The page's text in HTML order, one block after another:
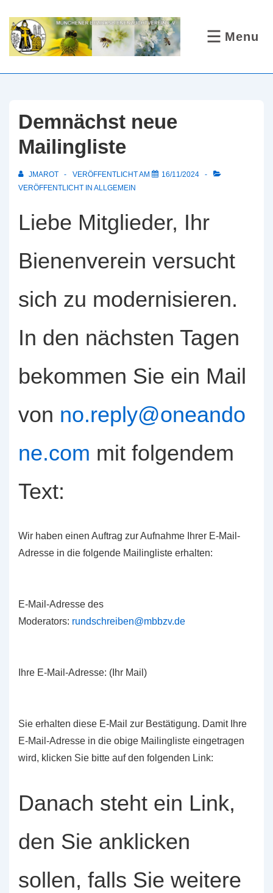
Zum
Inhalt
Menu
MENÜ
Demnächst neue
Mailingliste
JMAROT VERÖFFENTLICHT AM
16/11/2024
VERÖFFENTLICHT IN ALLGEMEIN
Liebe Mitglieder, Ihr
Bienenverein versucht
sich zu modernisieren.
In den nächsten Tagen
bekommen Sie ein Mail
von no.reply@oneando
ne.com mit folgendem
Text:
Wir haben einen Auftrag zur Aufnahme Ihrer E-Mail-
Adresse in die folgende Mailingliste erhalten:
E-Mail-Adresse des
Moderators: rundschreiben@mbbzv.de
Ihre E-Mail-Adresse: (Ihr Mail)
Sie erhalten diese E-Mail zur Bestätigung. Damit Ihre
E-Mail-Adresse in die obige Mailingliste eingetragen
wird, klicken Sie bitte auf den folgenden Link:
Danach steht ein Link,
den Sie anklicken
sollen, falls Sie weitere